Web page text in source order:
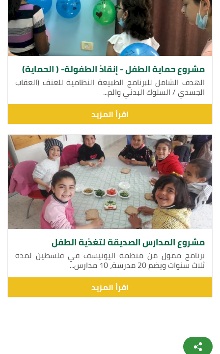
مشروع حماية الطفل - إنقاذ الطفولة- ( الحماية)
الهدف الشامل للبرنامج الطبيعة النظامية للعنف (العقاب
الجسدي / السلوك البدني والم...
اقرأ المزيد
مشروع المدارس الصديقة لتغذية الطفل
برنامج ممول من منظمة اليونيسف في فلسطين لمدة
ثلاث سنوات ويضم 20 مدرسة، 10 مدارس...
اقرأ المزيد